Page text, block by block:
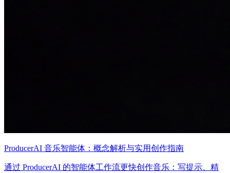
ProducerAI 音乐智能体：概念解析与实用创作指南
通过 ProducerAI 的智能体工作流更快创作音乐：写提示、精